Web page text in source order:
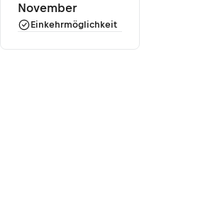
November
Einkehrmöglichkeit